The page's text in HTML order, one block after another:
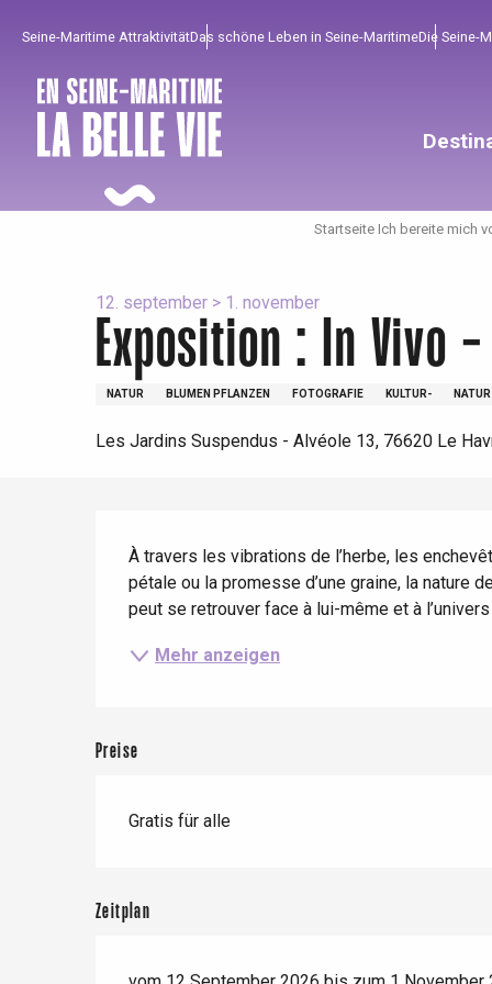
principal
Seine-Maritime AttraktivitätDas schöne Leben in Seine-MaritimeDie Seine-
Um zu profitieren
Die gesamte Agenda
Mit den Kindern
Unter Freunden
Unumgänglich
Trendige Orte
Aussicht
Gut aus der Heimat !
Aufenthalte am Meer
Fahrradaufenthalte
Startseite Ich bereite mich
12. september > 1. november
Exposition : In Vivo
NATUR BLUMEN PFLANZEN FOTOGRAFIE KULTUR-
Les Jardins Suspendus - Alvéole 13, 76620 Le
Beschreibung
À travers les vibrations de l’herbe, les
pétale ou la promesse d’une graine, la nature
peut se retrouver face à lui-même et à
Mehr anzeigen
Preise
Gratis für alle
Zeitplan